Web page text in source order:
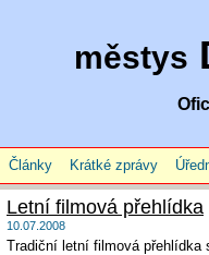
městys
Články Krátké zprávy
Letní filmová přehlídka
10.07.2008
Tradiční letní filmová přehlídka